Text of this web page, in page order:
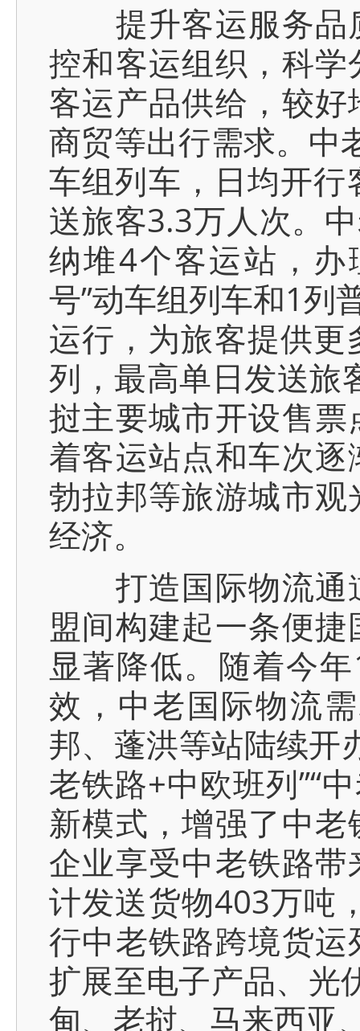
提升客运服务品
控和客运组织，科
客运产品供给，较
商贸等出行需求。中
车组列车，日均开
送旅客3.3万人次。
纳堆4个客运站，
号”动车组列车和1列
运行，为旅客提供
列，最高单日发送旅
挝主要城市开设售
着客运站点和车次
勃拉邦等旅游城市
经济。
打造国际物流通
盟间构建起一条便
显著降低。随着今
效，中老国际物流
邦、蓬洪等站陆续开
老铁路+中欧班列”“
新模式，增强了中
企业享受中老铁路
计发送货物403万吨
行中老铁路跨境货
扩展至电子产品、光
甸、老挝、马来西亚